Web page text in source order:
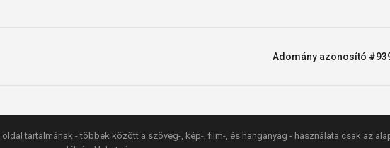
Adomány azonosító
tartalmának - többek között a szöveg-, kép-, film-, és hanganyag - használata csak az